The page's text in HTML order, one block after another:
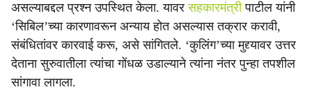
असल्याबद्दल प्रश्न उपस्थित केला. यावरसहकारमंत्रीपाटील यांनी
‘सिबिल’च्या कारणावरून अन्याय होत असल्यास तक्रार करावी,
संबंधितांवर कारवाई करू, असे सांगितले. ‘कुलिंग’च्या मुद्द्यावर उत्तर
देताना सुरुवातीला त्यांचा गोंधळ उडाल्याने त्यांना नंतर पुन्हा तपशील
सांगावा लागला.